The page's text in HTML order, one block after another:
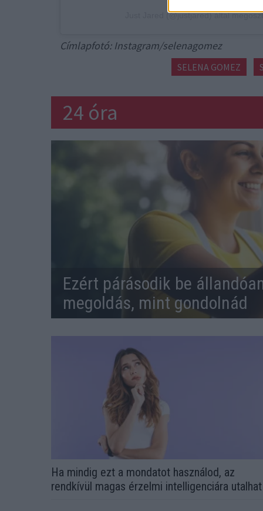
Just Jared (@justjared) által
Címlapfotó: Instagram/selenagomez
SELENA GOMEZ
24 óra
Ezért párásodik be
megoldás, mint gondolnád
Ha mindig ezt a mondatot használod, az
rendkívül magas érzelmi intelligenciára utalhat